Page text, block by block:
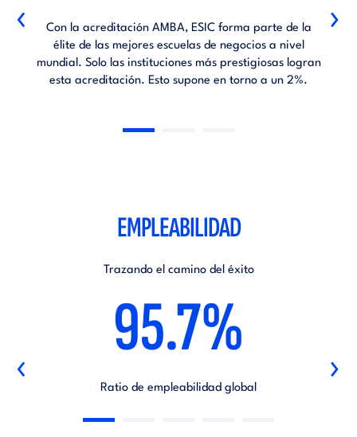
Con la acreditación AMBA, ESIC forma parte de la
élite de las mejores escuelas de negocios a nivel
mundial. Solo las instituciones más prestigiosas logran
esta acreditación. Esto supone en torno a un 2%.
‹ ›
EMPLEABILIDAD
Trazando el camino del éxito
95.7%
Ratio de empleabilidad global
‹ ›